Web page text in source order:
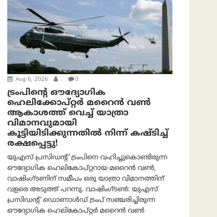
Aug 6, 2026 . 0
ട്രം‌പിന്റെ ഔദ്യോഗിക
ഹെലിക്കോപ്റ്റര്‍ മറൈന്‍ വണ്‍
ആകാശത്ത് വെച്ച് യാത്രാ
വിമാനവുമായി
കൂട്ടിയിടിക്കുന്നതിൽ നിന്ന് കഷ്ടിച്ച്
രക്ഷപ്പെട്ടു!
യുഎസ് പ്രസിഡന്റ് ട്രംപിനെ വഹിച്ചുകൊണ്ടിരുന്ന
ഔദ്യോഗിക ഹെലികോപ്റ്ററായ മറൈൻ വൺ,
വാഷിംഗ്ടണിന് സമീപം ഒരു യാത്രാ വിമാനത്തിന്
വളരെ അടുത്ത് പറന്നു. വാഷിംഗ്ടണ്‍: യുഎസ്
പ്രസിഡന്റ് ഡൊണാൾഡ് ട്രംപ് സഞ്ചരിച്ചിരുന്ന
ഔദ്യോഗിക ഹെലികോപ്റ്റർ മറൈൻ വൺ